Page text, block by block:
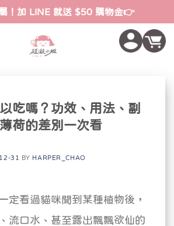
！加 LINE 就送 $50 購物金👉
吃嗎？功效、用法、副
荷的差別一次看
31 BY HARPER_CHAO
定看過貓咪聞到某種植物後，
流口水、甚至露出飄飄欲仙的